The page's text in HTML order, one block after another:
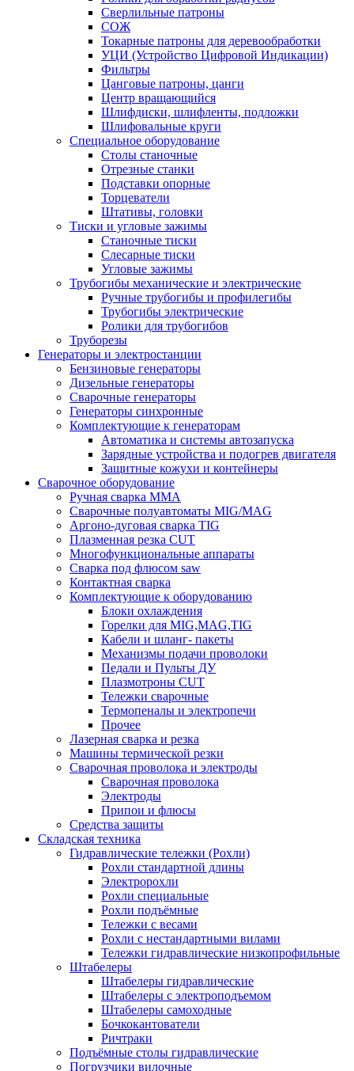
Сверлильные патроны
СОЖ
Токарные патроны для деревообработки
УЦИ (Устройство Цифровой Индикации)
Фильтры
Цанговые патроны, цанги
Центр вращающийся
Шлифдиски, шлифленты, подложки
Шлифовальные круги
Специальное оборудование
Столы станочные
Отрезные станки
Подставки опорные
Торцеватели
Штативы, головки
Тиски и угловые зажимы
Станочные тиски
Слесарные тиски
Угловые зажимы
Трубогибы механические и электрические
Ручные трубогибы и профилегибы
Трубогибы электрические
Ролики для трубогибов
Труборезы
Генераторы и электростанции
Бензиновые генераторы
Дизельные генераторы
Сварочные генераторы
Генераторы синхронные
Комплектующие к генераторам
Автоматика и системы автозапуска
Зарядные устройства и подогрев двигателя
Защитные кожухи и контейнеры
Сварочное оборудование
Ручная сварка MMA
Сварочные полуавтоматы MIG/MAG
Аргоно-дуговая сварка TIG
Плазменная резка CUT
Многофункциональные аппараты
Сварка под флюсом saw
Контактная сварка
Комплектующие к оборудованию
Блоки охлаждения
Горелки для MIG,MAG,TIG
Кабели и шланг- пакеты
Механизмы подачи проволоки
Педали и Пульты ДУ
Плазмотроны CUT
Тележки сварочные
Термопеналы и электропечи
Прочее
Лазерная сварка и резка
Машины термической резки
Сварочная проволока и электроды
Сварочная проволока
Электроды
Припои и флюсы
Средства защиты
Складская техника
Гидравлические тележки (Рохли)
Рохли стандартной длины
Электророхли
Рохли специальные
Рохли подъёмные
Тележки с весами
Рохли с нестандартными вилами
Тележки гидравлические низкопрофильные
Штабелеры
Штабелеры гидравлические
Штабелеры с электроподъемом
Штабелеры самоходные
Бочкокантователи
Ричтраки
Подъёмные столы гидравлические
Погрузчики вилочные